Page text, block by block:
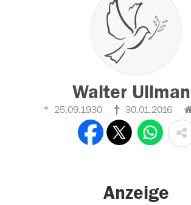
Walter
25.09.1930 30.01.2016
Anzeige